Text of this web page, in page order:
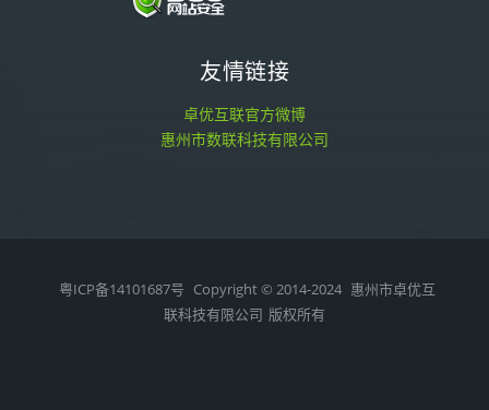
友情链接
卓优互联官方微博
惠州市数联科技有限公司
粤ICP备14101687号 Copyright © 2014-2024 惠州市卓优互
联科技有限公司 版权所有